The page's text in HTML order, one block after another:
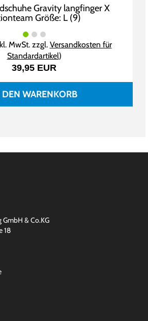
Gravity langfinger X
Größe: L (9)
MwSt. zzgl. Versandkosten für
Standardartikel)
39,95 EUR
DEN WARENKORB
GmbH & Co.KG
18